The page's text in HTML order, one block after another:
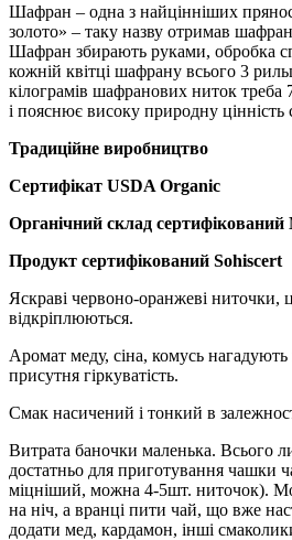
Шафран – одна з найцінніших
золото» – таку назву отримав
Шафран збирають руками, обробка
кожній квітці шафрану всього 3
кілограмів шафранових ниток
і пояснює високу природну цінність
Традиційне виробництво
Сертифікат USDA Organic
Органічний склад сертифікований
Продукт сертифікований Sohiscert
Яскраві червоно-оранжеві ниточки,
відкріплюються.
Аромат меду, сіна, комусь
присутня гіркуватість.
Смак насичений і тонкий в
Витрата баночки маленька. Всього
достатньо для приготування чашки
міцніший, можна 4-5шт. ниточок).
на ніч, а вранці пити чай, що вже
додати мед, кардамон, інші